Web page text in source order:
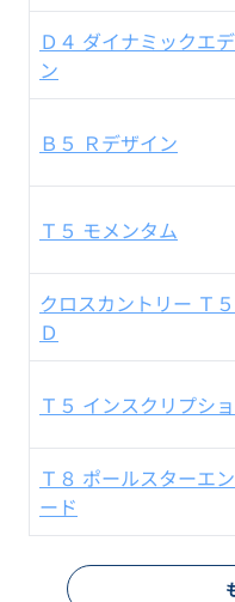
Ｄ４ ダイナミックエ
ン
Ｂ５ Ｒデザイン
Ｔ５ モメンタム
クロスカントリー Ｔ
Ｄ
Ｔ５ インスクリプシ
Ｔ８ ポールスターエ
ード